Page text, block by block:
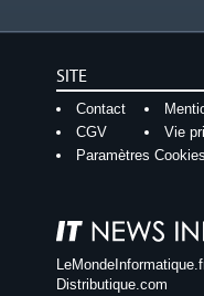
SITE
Contact
CGV
Vie
Paramètres Cookies
Distributique.com